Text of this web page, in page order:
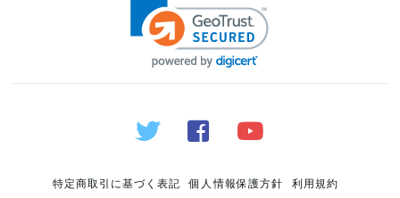
特定商取引に基づく表記 個人情報保護方針 利用規約